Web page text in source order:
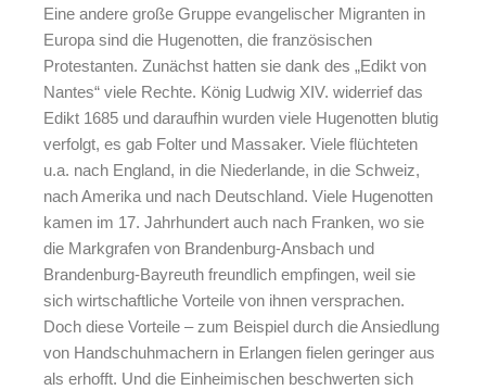
Eine andere große Gruppe evangelischer Migranten in
Europa sind die Hugenotten, die französischen
Protestanten. Zunächst hatten sie dank des „Edikt von
Nantes“ viele Rechte. König Ludwig XIV. widerrief das
Edikt 1685 und daraufhin wurden viele Hugenotten blutig
verfolgt, es gab Folter und Massaker. Viele flüchteten
u.a. nach England, in die Niederlande, in die Schweiz,
nach Amerika und nach Deutschland. Viele Hugenotten
kamen im 17. Jahrhundert auch nach Franken, wo sie
die Markgrafen von Brandenburg-Ansbach und
Brandenburg-Bayreuth freundlich empfingen, weil sie
sich wirtschaftliche Vorteile von ihnen versprachen.
Doch diese Vorteile – zum Beispiel durch die Ansiedlung
von Handschuhmachern in Erlangen fielen geringer aus
als erhofft. Und die Einheimischen beschwerten sich